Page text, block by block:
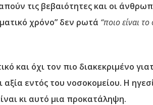
τις βεβαιότητες και οι
χρόνο” δεν ρωτά “ποιο είναι
και όχι τον πιο διακεκριμένο
εντός του νοσοκομείου. Η
κι αυτό μια προκατάληψη.